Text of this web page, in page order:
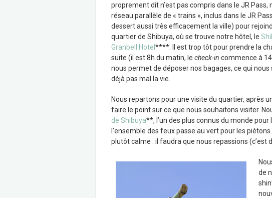
proprement dit n’est pas compris dans le JR Pass,
réseau parallèle de « trains », inclus dans le JR
dessert aussi très efficacement la ville) pour
quartier de Shibuya, où se trouve notre hôtel, le
Granbell Hotel ****. Il est trop tôt pour prendre la
suite (il est 8h du matin, le check-in commence à
nous permet de déposer nos bagages, ce qui nous
déjà pas mal la vie.
Nous repartons pour une visite du quartier, après
faire le point sur ce que nous souhaitons visiter.
de Shibuya**, l’un des plus connus du monde
l’ensemble des feux passe au vert pour les
plutôt calme : il faudra que nous repassions
de